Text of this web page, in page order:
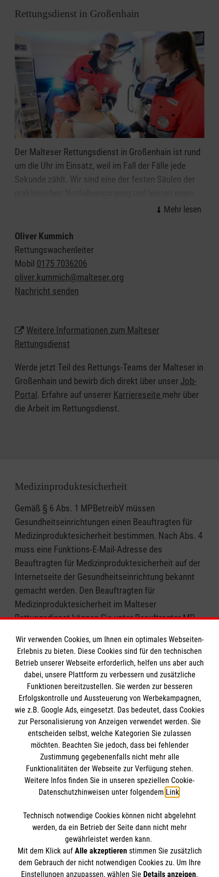
Rettungsdienst in Großenhain
Der Malteser Rettungsdienst in Großenhain ist rund
um die Uhr im Einsatz, weil im Fall der Fälle jede
Sekunde zählt. Wir sind eine der festen Säulen der
wichtigen Beitrag für eine optimale Versorgung von
Hauptwache mit einer Nebenwache in Thiendorf
Ca. 50 Mitarbeitende, davon 4 Azubis
2 x RTW, 2 x KTW 1 x NEF
Oliver Kummich
Rettungswachenleiter
Mobil 0175 7036206
oliver.kummich@malteser.org
Nachricht senden
Weitere Informationen zum Malteser
Rettungsdienst
Werde jetzt Teil des Rettungs-Teams der Malteser in
Großenhain und bewirb dich direkt über unser Job-
Portal. Erfahre auf unserer Karriereseite mehr über
die Arbeit im Rettungsdienst.
Medizinproduktesicherheit
Gemäß § 6 Abs. 1 MPBetreibV müssen
Gesundheitseinrichtungen einen Beauftragten für
Medizinproduktesicherheit bestimmen. Nach Abs. 4
muss eine Funktions-E-Mail-Adresse des
Beauftragten für Medizinproduktesicherheit auf der
Internetseite der Gesundheitseinrichtung bekannt
gemacht werden. Den Beauftragten für
Medizinproduktesicherheit im Malteser
Rettungsdienst können Sie unterBeauftragter.MP-
kontaktieren.
Informationen
Impressum
Datenschutz
Barrierefreiheit
Die Malteser
Malteserorden
Sharepoint
Spendenkonto
Empfänger: Malteser Hilfsdienst e.V.
Der Malteser Hilfsdienst e.V. ist als eingetragene
Wir verwenden Cookies, um Ihnen ein optimales Webseiten-
Erlebnis zu bieten. Diese Cookies sind für den technischen
Betrieb unserer Webseite erforderlich, helfen uns aber auch
dabei, unsere Plattform zu verbessern und zusätzliche
Funktionen bereitzustellen. Sie werden zur besseren
Erfolgskontrolle und Aussteuerung von Werbekampagnen,
wie z.B. Google Ads, eingesetzt. Das bedeutet, dass Cookies
zur Personalisierung von Anzeigen verwendet werden. Sie
entscheiden selbst, welche Kategorien Sie zulassen
möchten. Beachten Sie jedoch, dass bei fehlender
Zustimmung gegebenenfalls nicht mehr alle
Funktionalitäten der Webseite zur Verfügung stehen.
Weitere Infos finden Sie in unseren speziellen Cookie-
Datenschutzhinweisen unter folgendem Link.
Technisch notwendige Cookies können nicht abgelehnt
werden, da ein Betrieb der Seite dann nicht mehr
gewährleistet werden kann.
Mit dem Klick auf Alle akzeptierenstimmen Sie zusätzlich
dem Gebrauch der nicht notwendigen Cookies zu. Um Ihre
Einstellungen anzupassen, wählen Sie Details anzeigen.